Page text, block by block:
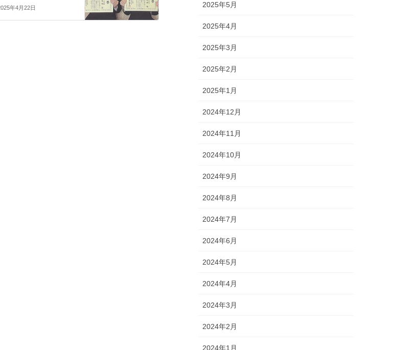
年4月22日 2025年5月
2025年4月
2025年3月
2025年2月
2025年1月
2024年12月
2024年11月
2024年10月
2024年9月
2024年8月
2024年7月
2024年6月
2024年5月
2024年4月
2024年3月
2024年2月
2024年1月